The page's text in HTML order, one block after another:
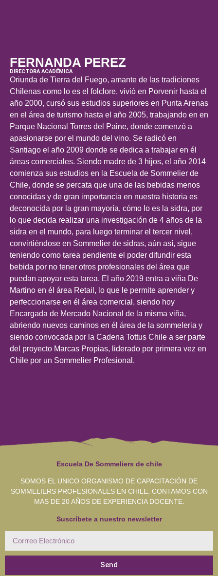
FERNANDA PEREZ
DIRECTORA ACADÉMICA
Oriunda de Tierra del Fuego, amante de las tradiciones
Chilenas como lo es el folclore, vivió en Porvenir hasta el
año 2000, cursó sus estudios superiores en Punta Arenas
en el área de turismo hasta el año 2005, trabajando en en
Parque Nacional Torres del Paine, donde comenzó a
apasionarse por el mundo del vino. Se radicó en
Santiago el año 2009 donde se dedica a trabajar en él
áreas comerciales. Siendo madre de 3 hijos, el año 2014
comienza sus estudios en la Escuela de Sommelier de
Chile, donde se percata que una de las bebidas menos
conocidas y de gran importancia en nuestra historia es
deconocida por la gran mayoría, cómo lo es la sidra, por
lo que decida realizar una investigación de 4 años de la
sidra en el mundo, para luego terminar el tercer nivel,
convirtiéndose en Sommelier de sidras, aún así, sigue
teniendo como tarea pendiente el poder difundir esta
bebida por no tener otros profesionales del área que
puedan apoyar esta tarea. El año 2019 entra a viña De
Martino en él área Retail, lo que le permite aprender y
perfeccionarse en él área comercial, siendo hoy
Encargada de Mercado Nacional de la misma viña,
abriendo nuevos caminos en él área de la sommeleria y
siendo convocada por la Cadena Tottus Chile a ser parte
del proyecto Marcas Propias, liderado por primera vez en
Chile por un Sommelier Profesional.
Escuela De Sommeliers de chile
SOMOS EL UNICO ORGANISMO DE CAPACITACIÓN DE
SOMMELIERS PROFESIONALES EN CHILE. CONTAMOS CON
MAS DE 20 AÑOS DE EXPERIENCIA DOCENTE.
Suscríbete a nuestro newsletter
Send